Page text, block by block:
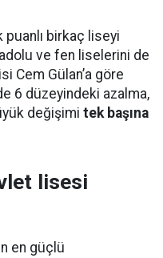
puanlı birkaç liseyi
ve fen liselerini de
Cem Gülan’a göre
6 düzeyindeki azalma,
değişimi tek başına
lisesi
en güçlü